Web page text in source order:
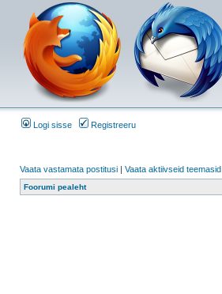
Logi sisse Registreeru
Vaata vastamata postitusi | Vaata aktiivseid teemasid
Foorumi pealeht